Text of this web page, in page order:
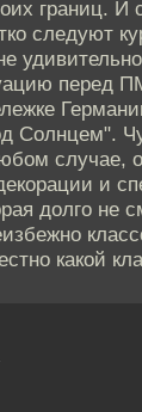
границ. И
следуют
перед
Солнцем".
случае,
и
долго
какой